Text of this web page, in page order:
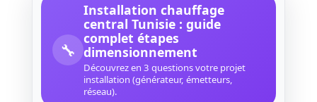
🔧
Installation chauffage
central Tunisie : guide
complet étapes
dimensionnement
Découvrez en 3 questions votre projet
installation (générateur, émetteurs,
réseau).